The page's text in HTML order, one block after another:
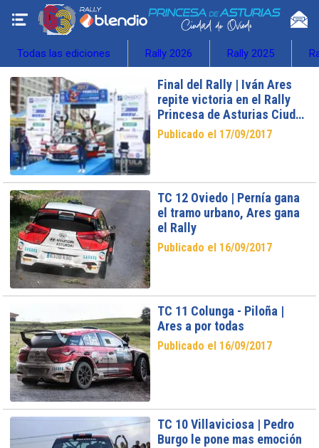
Todas las ediciones Rally 2026 Rally 2025
Final del Rally | Iván Ares
repite victoria en el Rally
Princesa de Asturias Ciudad
de Oviedo
Publicado el 17/09/2017
TC 12 Oviedo | Pernía gana
el tramo urbano, Ares gana
el Rally
Publicado el 16/09/2017
TC 11 Colunga - Piloña |
Ares a por todas
Publicado el 16/09/2017
TC 10 Villaviciosa | Pedro
Burgo le pone mas emoción